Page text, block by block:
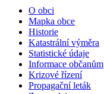
O obci
Mapka obce
Historie
Katastrální výměra
Statistické údaje
Informace občanům
Krizové řízení
Propagační leták